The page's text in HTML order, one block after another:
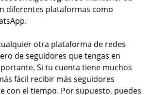
diferentes plataformas como
otra plataforma de redes
de seguidores que tengas en
Si tu cuenta tiene muchos
fácil recibir más seguidores
con el tiempo. Por supuesto, puedes